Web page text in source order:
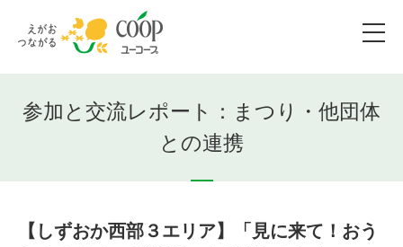
参加と交流レポート：まつり・他団体
との連携
【しずおか西部３エリア】「見に来て！おう